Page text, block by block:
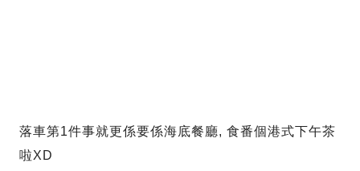
落車第1件事就更係要係海底餐廳, 食番個港式下午茶
啦XD